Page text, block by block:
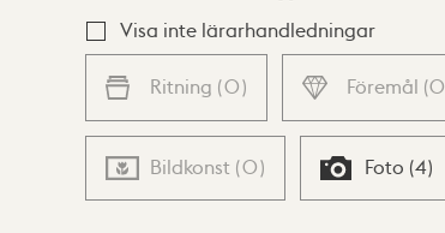
Visa inte lärarhandledningar
Ritning (0) Föremål (0
Bildkonst (0) Foto (4)